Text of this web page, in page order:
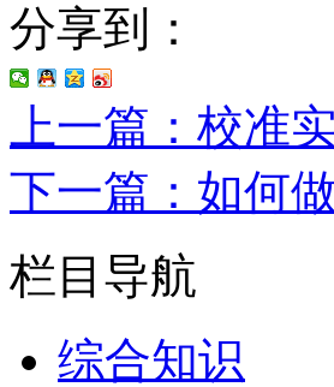
分享到：
上一篇：校准
下一篇：如何
栏目导航
综合知识